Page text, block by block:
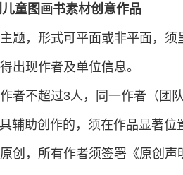
儿童图画书素材创意作品
题，形式可平面或非平面，
出现作者及单位信息。
者不超过3人，同一作者（团
辅助创作的，须在作品显著
创，所有作者须签署《原创